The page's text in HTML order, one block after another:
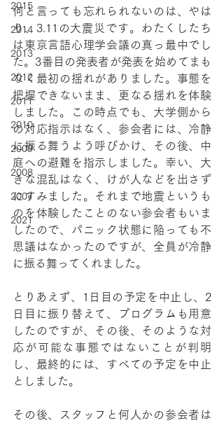
2015
2014
2013
2012
2011
2010
2009
2008
2007
2021
何と言っても忘れられないのは、やは
り、3.11の大震災です。わたくしたち
は東京言語心理学会議の真っ最中でし
た。3番目の発表者が発表を始めてまも
なく最初の揺れがありました。事態を
把握できないまま、更なる揺れを体験
しました。この時点でも、大学側から
の対応指示はなく、参会者には、冷静
に振る舞うよう呼びかけ、その後、中
庭への避難を指示しました。幸い、大
きな混乱はなく、けが人などを出さず
にすみました。それまで地震というも
のを体験したことのない参会者もいま
したので、パニック状態に陥っても不
思議はなかったのですが、全員が冷静
に振る舞ってくれました。
とりあえず、1日目の予定を中止し、2
日目に振り替えて、プログラムも用意
したのですが、その後、そのような対
応が可能な事態ではないことが判明
し、最終的には、すべての予定を中止
としました。
その後、スタッフと何人かの参会者は